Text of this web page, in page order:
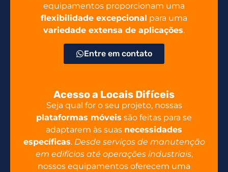
equipamentos proporcionam uma
flexibilidade excepcional para uma
variedade extensa de aplicações.
Entre em contato
Acesso a Locais Difíceis
Seja qual for o seu projeto, nossas
plataformas móveis são feitas para se
adaptarem às suas necessidades
específicas. Desde serviços de manutenção
em edifícios até operações industriais,
nossos equipamentos oferecem uma